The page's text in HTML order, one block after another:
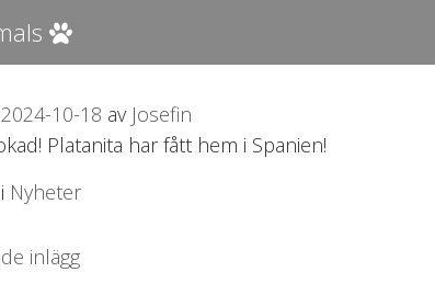
2024-10-18 av Josefin
Platanita har fått hem i Spanien!
Nyheter
inlägg